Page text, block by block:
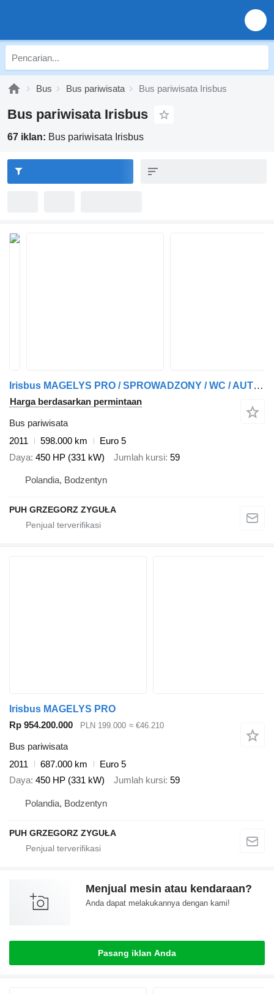
Bus Bus pariwisata Bus pariwisata Irisbus
Bus pariwisata Irisbus
67 iklan: Bus pariwisata Irisbus
Irisbus MAGELYS PRO / SPROWADZONY / WC / AUTOMAT
Harga berdasarkan permintaan
Bus pariwisata
2011
598.000 km
Euro 5
Daya 450 HP (331 kW) Jumlah kursi 59
Polandia, Bodzentyn
PUH GRZEGORZ ZYGUŁA
Irisbus MAGELYS PRO
Rp 954.200.000
PLN 199.000 ≈ €46.210
Bus pariwisata
2011
687.000 km
Euro 5
Daya 450 HP (331 kW) Jumlah kursi 59
Polandia, Bodzentyn
PUH GRZEGORZ ZYGUŁA
Menjual mesin atau kendaraan?
Anda dapat melakukannya dengan kami!
Pasang iklan Anda